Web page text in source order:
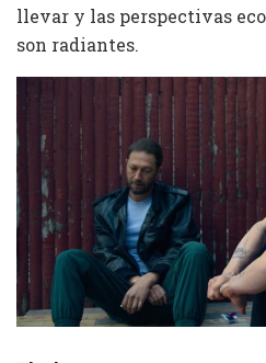
llevar y las perspectivas
son radiantes.